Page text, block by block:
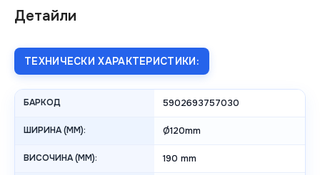
Детайли
ТЕХНИЧЕСКИ ХАРАКТЕРИСТИКИ:
БАРКОД 5902693757030
ШИРИНА (MM): Ø120mm
ВИСОЧИНА (MM): 190 mm